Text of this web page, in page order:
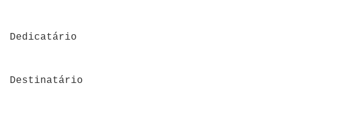
Dedicatário
Destinatário